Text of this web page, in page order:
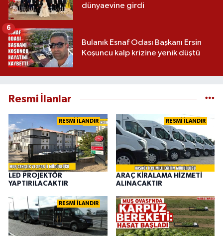
dünyaevine girdi
Bulanık Esnaf Odası Başkanı Ersin
Koşuncu kalp krizine yenik düştü
6
Resmi İlanlar
RESMİ İLANDIR
LED PROJEKTÖR
YAPTIRILACAKTIR
RESMİ İLANDIR
ARAÇ KİRALAMA HİZMETİ
ALINACAKTIR
RESMİ İLANDIR